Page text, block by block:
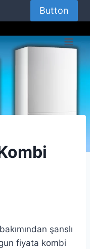
Button
şanslı
fiyata kombi